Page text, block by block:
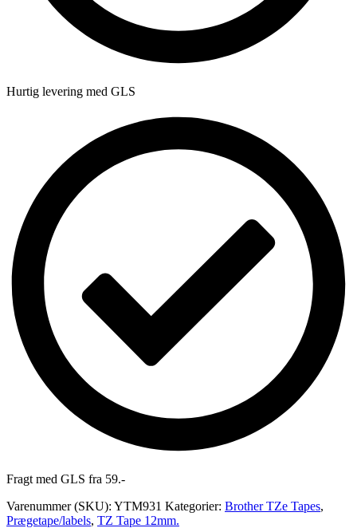
Hurtig levering med GLS
Fragt med GLS fra 59.-
Varenummer (SKU): YTM931 Kategorier: Brother TZe Tapes,
Prægetape/labels, TZ Tape 12mm.